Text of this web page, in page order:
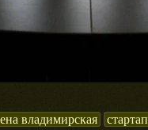
владимирская стартап